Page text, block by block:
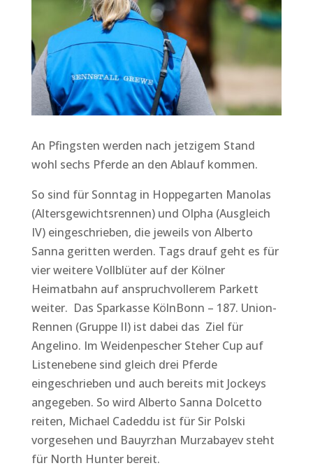
An Pfingsten werden nach jetzigem Stand
wohl sechs Pferde an den Ablauf kommen.
So sind für Sonntag in Hoppegarten Manolas
(Altersgewichtsrennen) und Olpha (Ausgleich
IV) eingeschrieben, die jeweils von Alberto
Sanna geritten werden. Tags drauf geht es für
vier weitere Vollblüter auf der Kölner
Heimatbahn auf anspruchvollerem Parkett
weiter. Das Sparkasse KölnBonn – 187. Union-
Rennen (Gruppe II) ist dabei das Ziel für
Angelino. Im Weidenpescher Steher Cup auf
Listenebene sind gleich drei Pferde
eingeschrieben und auch bereits mit Jockeys
angegeben. So wird Alberto Sanna Dolcetto
reiten, Michael Cadeddu ist für Sir Polski
vorgesehen und Bauyrzhan Murzabayev steht
für North Hunter bereit.